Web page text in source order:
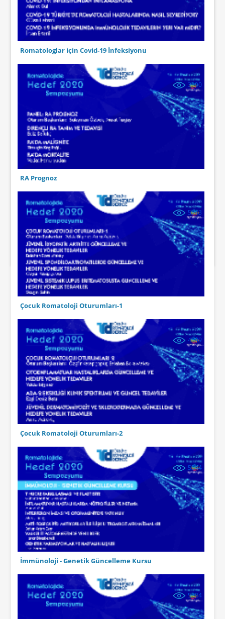
Romatologlar için Covid-19 İnfeksiyonu
3190
RA Prognoz
5243
Çocuk Romatoloji Oturumları-1
4899
Çocuk Romatoloji Oturumları-2
5344
İmmünoloji - Genetik Güncelleme Kursu
5324